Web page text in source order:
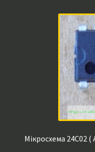
Мікросхема 24C02 (